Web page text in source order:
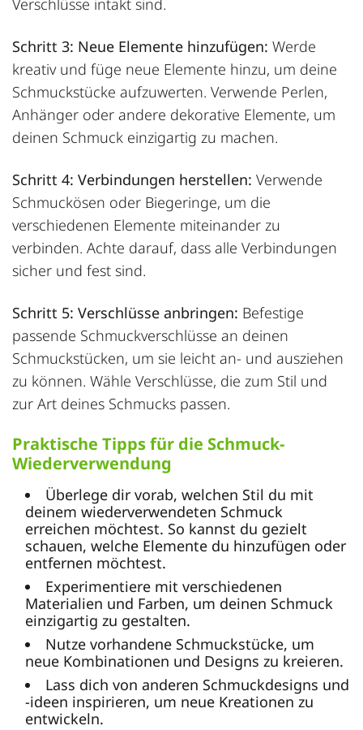
Verschlüsse intakt sind.
Schritt 3: Neue Elemente hinzufügen: Werde
kreativ und füge neue Elemente hinzu, um deine
Schmuckstücke aufzuwerten. Verwende Perlen,
Anhänger oder andere dekorative Elemente, um
deinen Schmuck einzigartig zu machen.
Schritt 4: Verbindungen herstellen: Verwende
Schmuckösen oder Biegeringe, um die
verschiedenen Elemente miteinander zu
verbinden. Achte darauf, dass alle Verbindungen
sicher und fest sind.
Schritt 5: Verschlüsse anbringen: Befestige
passende Schmuckverschlüsse an deinen
Schmuckstücken, um sie leicht an- und ausziehen
zu können. Wähle Verschlüsse, die zum Stil und
zur Art deines Schmucks passen.
Praktische Tipps für die Schmuck-
Wiederverwendung
Überlege dir vorab, welchen Stil du mit
deinem wiederverwendeten Schmuck
erreichen möchtest. So kannst du gezielt
schauen, welche Elemente du hinzufügen oder
entfernen möchtest.
Experimentiere mit verschiedenen
Materialien und Farben, um deinen Schmuck
einzigartig zu gestalten.
Nutze vorhandene Schmuckstücke, um
neue Kombinationen und Designs zu kreieren.
Lass dich von anderen Schmuckdesigns und
-ideen inspirieren, um neue Kreationen zu
entwickeln.